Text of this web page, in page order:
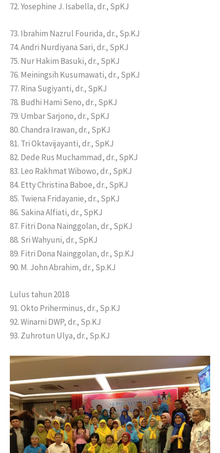
72. Yosephine J. Isabella, dr., SpKJ
73. Ibrahim Nazrul Fourida, dr., Sp.KJ
74. Andri Nurdiyana Sari, dr., SpKJ
75. Nur Hakim Basuki, dr., SpKJ
76. Meiningsih Kusumawati, dr., SpKJ
77. Rina Sugiyanti, dr., SpKJ
78. Budhi Hami Seno, dr., SpKJ
79. Umbar Sarjono, dr., SpKJ
80. Chandra Irawan, dr., SpKJ
81. Tri Oktavijayanti, dr., SpKJ
82. Dede Rus Muchammad, dr., SpKJ
83. Leo Rakhmat Wibowo, dr., SpKJ
84. Etty Christina Baboe, dr., SpKJ
85. Twiena Fridayanie, dr., SpKJ
86. Sakina Alfiati, dr., SpKJ
87. Fitri Dona Nainggolan, dr., SpKJ
88. Sri Wahyuni, dr., SpKJ
89. Fitri Dona Nainggolan, dr., Sp.KJ
90. M. John Abrahim, dr., Sp.KJ
Lulus tahun 2018
91. Okto Priherminus, dr., Sp.KJ
92. Winarni DWP, dr., Sp.KJ
93. Zuhrotun Ulya, dr., Sp.KJ